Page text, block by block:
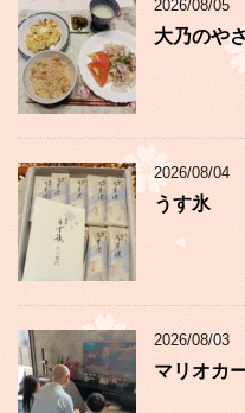
2026/08/05
大乃のや
2026/08/04
うす氷
2026/08/03
マリオカ